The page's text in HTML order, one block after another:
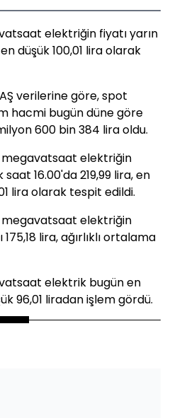
elektriğin fiyatı yarın
düşük 100,01 lira olarak
verilerine göre, spot
hacmi bugün düne göre
600 bin 384 lira oldu.
elektriğin
16.00'da 219,99 lira, en
lira olarak tespit edildi.
elektriğin
lira, ağırlıklı ortalama
elektrik bugün en
96,01 liradan işlem gördü.